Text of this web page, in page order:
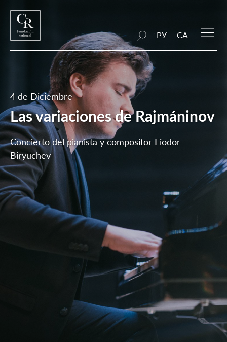
РУ CA
4 de Diciembre
Las variaciones de Rajmáninov
Concierto del pianista y compositor Fiodor
Biryuchev